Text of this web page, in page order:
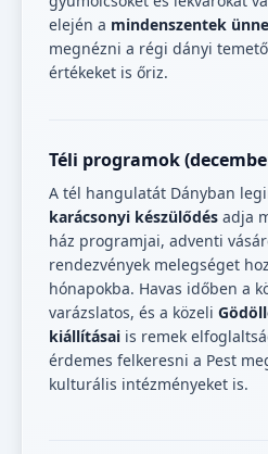
elején a mindenszentek
megnézni a régi dányi
értékeket is őriz.
Téli programok
A tél hangulatát Dányban
karácsonyi készülődés adja
ház programjai, adventi
rendezvények melegséget
hónapokba. Havas időben a
varázslatos, és a közeli
kiállításai is remek
érdemes felkeresni a Pest
kulturális intézményeket is.